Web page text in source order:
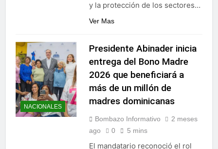
y la protección de los sectores…
Ver Mas
NACIONALES
Presidente Abinader inicia
entrega del Bono Madre
2026 que beneficiará a
más de un millón de
madres dominicanas
Bombazo Informativo
2 meses
ago
0 5 mins
El mandatario reconoció el rol